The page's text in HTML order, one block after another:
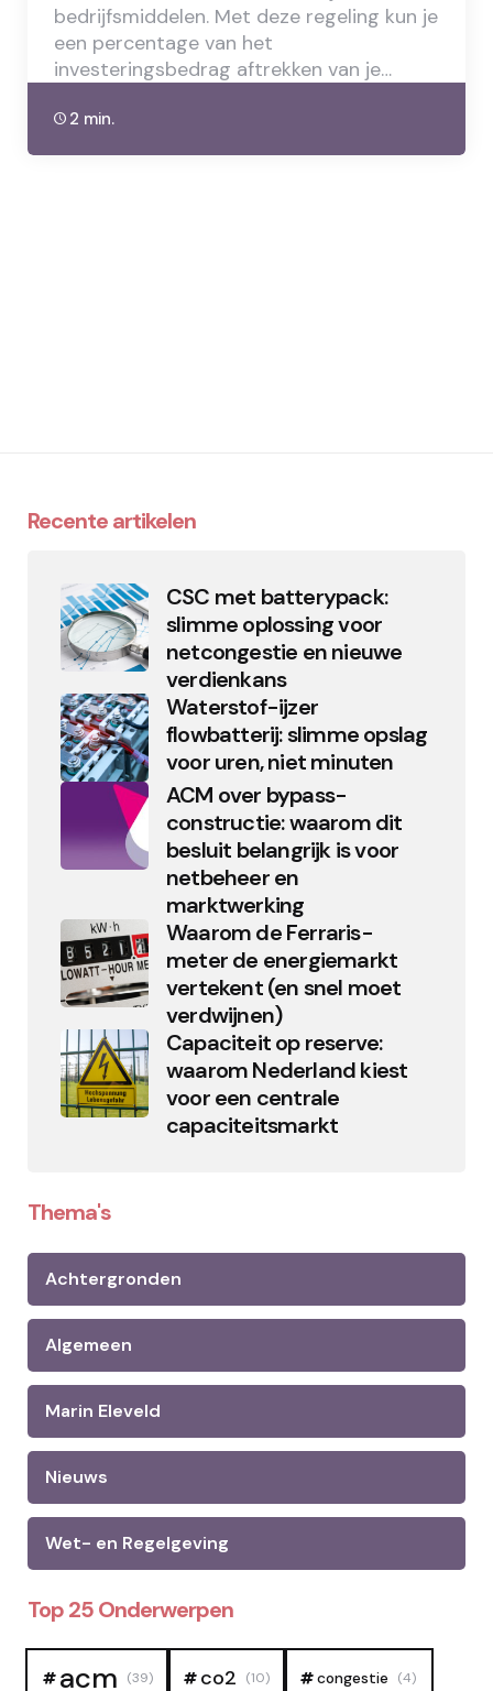
bedrijfsmiddelen. Met deze regeling kun je
een percentage van het
investeringsbedrag aftrekken van je…
2 min.
Recente artikelen
CSC met batterypack:
slimme oplossing voor
netcongestie en nieuwe
verdienkans
Waterstof-ijzer
flowbatterij: slimme opslag
voor uren, niet minuten
ACM over bypass-
constructie: waarom dit
besluit belangrijk is voor
netbeheer en
marktwerking
Waarom de Ferraris-
meter de energiemarkt
vertekent (en snel moet
verdwijnen)
Capaciteit op reserve:
waarom Nederland kiest
voor een centrale
capaciteitsmarkt
Thema's
Achtergronden
Algemeen
Marin Eleveld
Nieuws
Wet- en Regelgeving
Top 25 Onderwerpen
acm (39) co2 (10) congestie (4)